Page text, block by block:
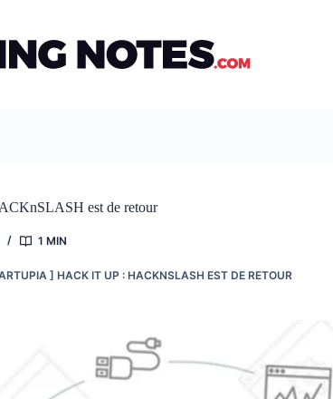
est de retour
1 MIN
] HACK IT UP : HACKNSLASH EST DE RETOUR